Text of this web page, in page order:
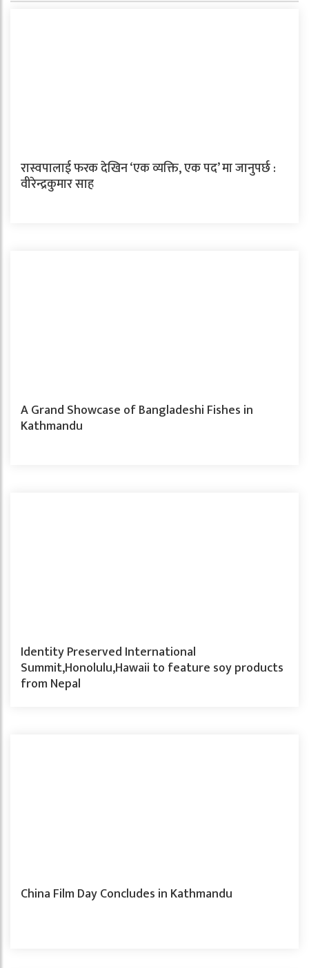
रास्वपालाई फरक देखिन ‘एक व्यक्ति, एक पद’ मा जानुपर्छ :
वीरेन्द्रकुमार साह
A Grand Showcase of Bangladeshi Fishes in
Kathmandu
Identity Preserved International
Summit,Honolulu,Hawaii to feature soy products
from Nepal
China Film Day Concludes in Kathmandu